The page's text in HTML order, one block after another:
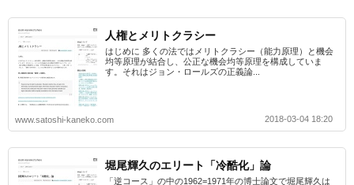
人権とメリトクラシー
はじめに 多くの法ではメリトクラシー（能力原理）と機会
均等原理が結合し、公正な機会均等原理を構成していま
す。それはジョン・ロールズの正義論...
www.satoshi-kaneko.com 2018-03-04 18:20
堀尾輝久のエリート「冷酷化」論
「逆コース」の中の1962=1971年の博士論文で堀尾輝久は